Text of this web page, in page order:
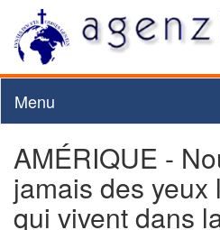
Menu
AMÉRIQUE -
jamais des yeux
qui vivent dans